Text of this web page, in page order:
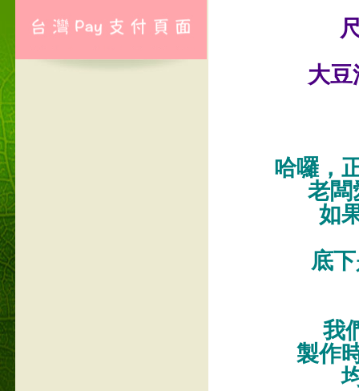
大
哈囉，
老闆
如
底
我
製作